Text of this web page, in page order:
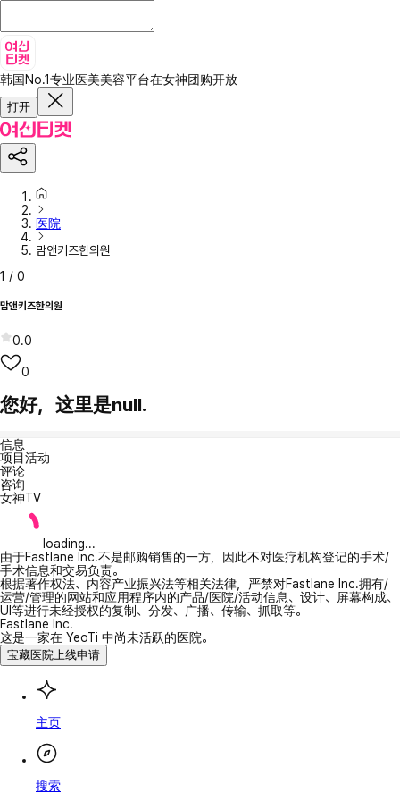
韩国No.1专业医美美容平台在女神团购开放
打开
医院
맘앤키즈한의원
1 / 0
맘앤키즈한의원
0.0
0
您好，这里是null.
信息
项目活动
评论
咨询
女神TV
loading...
由于Fastlane Inc.不是邮购销售的一方，因此不对医疗机构登记的手术/
手术信息和交易负责。
根据著作权法、内容产业振兴法等相关法律，严禁对Fastlane Inc.拥有/
运营/管理的网站和应用程序内的产品/医院/活动信息、设计、屏幕构成、
UI等进行未经授权的复制、分发、广播、传输、抓取等。
Fastlane Inc.
这是一家在 YeoTi 中尚未活跃的医院。
宝藏医院上线申请
主页
搜索